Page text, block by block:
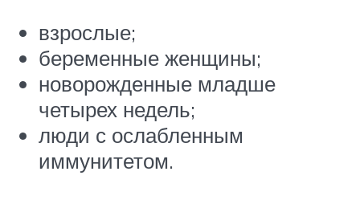
взрослые;
беременные женщины;
новорожденные младше
четырех недель;
люди с ослабленным
иммунитетом.